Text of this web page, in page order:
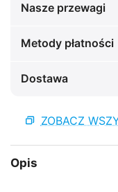
Nasze przewagi
Metody płatności
Dostawa
ZOBACZ
Opis